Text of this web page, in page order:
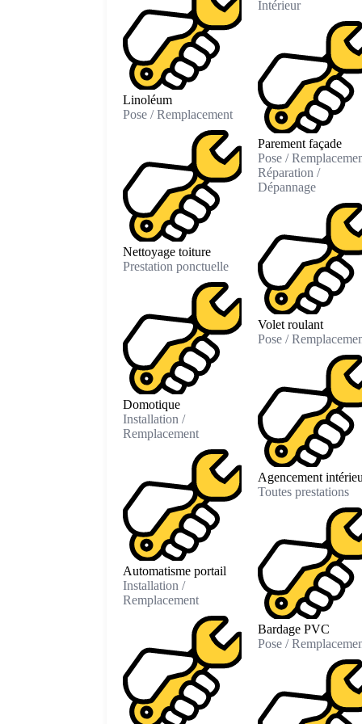
Linoléum
Pose / Remplacement
Nettoyage toiture
Prestation ponctuelle
Domotique
Installation /
Remplacement
Automatisme portail
Installation /
Remplacement
Intérieur
Parement façade
Pose /
Réparation /
Dépannage
Volet roulant
Pose /
Agencement
Toutes prestations
Bardage PVC
Pose /